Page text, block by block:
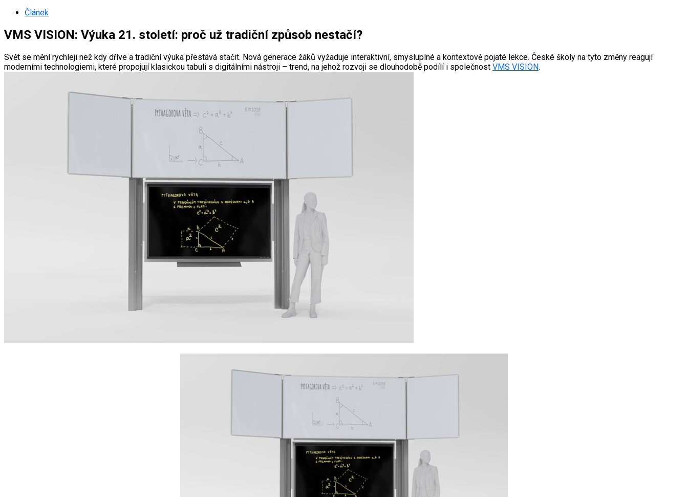
Článek
VMS VISION: Výuka 21. století: proč už tradiční způsob nestačí?
Svět se mění rychleji než kdy dříve a tradiční výuka přestává stačit. Nová generace žáků vyžaduje interaktivní, smysluplné a kontextově pojaté lekce. České školy na tyto změny reagují
moderními technologiemi, které propojují klasickou tabuli s digitálními nástroji – trend, na jehož rozvoji se dlouhodobě podílí i společnost VMS VISION.